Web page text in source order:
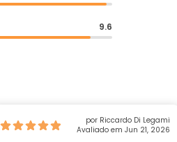
9.6
por Riccardo Di Legami
Avaliado em Jun 21, 2026